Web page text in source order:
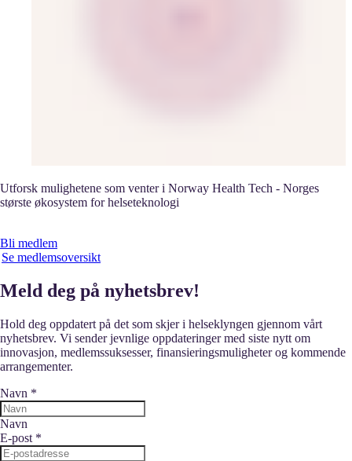
Utforsk mulighetene som venter i Norway Health Tech - Norges
største økosystem for helseteknologi
Bli medlem
Se medlemsoversikt
Meld deg på nyhetsbrev!
Hold deg oppdatert på det som skjer i helseklyngen gjennom vårt
nyhetsbrev. Vi sender jevnlige oppdateringer med siste nytt om
innovasjon, medlemssuksesser, finansieringsmuligheter og kommende
arrangementer.
Navn *
Navn
E-post *